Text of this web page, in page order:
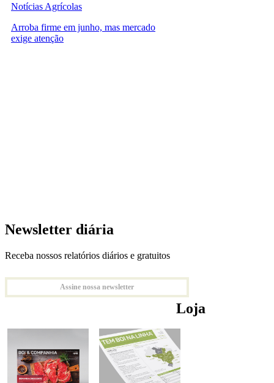
Notícias Agrícolas
Arroba firme em junho, mas mercado
exige atenção
Newsletter diária
Receba nossos relatórios diários e gratuitos
Assine nossa newsletter
Loja